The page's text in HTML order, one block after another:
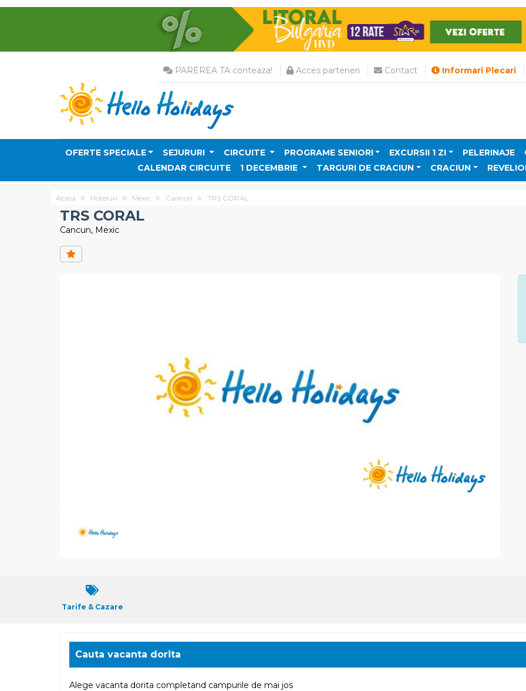
PAREREA TA conteaza! Acces parteneri Contact Informari Plecari
OFERTE SPECIALE SEJURURI CIRCUITE PROGRAME SENIORI EXCURSII 1 ZI PELERINAJE
CALENDAR CIRCUITE
1 DECEMBRIE TARGURI DE CRACIUN CRACIUN
Acasa Hoteluri Mexic Cancun TRS CORAL
TRS CORAL
Cancun, Mexic
Tarife & Cazare
Cauta vacanta dorita
Alege vacanta dorita completand campurile de mai jos